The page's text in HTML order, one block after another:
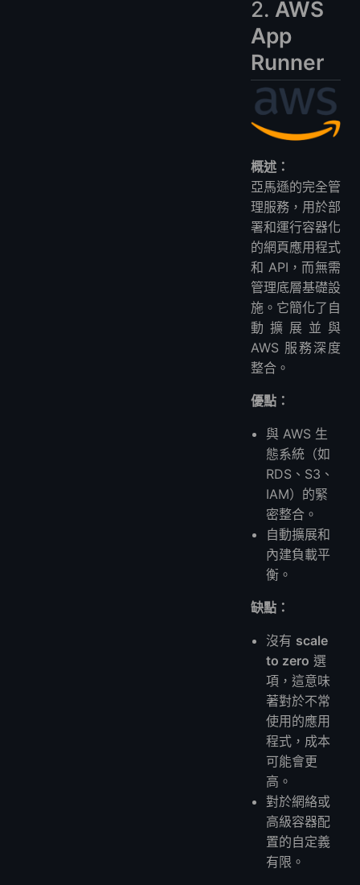
2. AWS
App
Runner
概述：
亞馬遜的完全管
理服務，用於部
署和運行容器化
的網頁應用程式
和 API，而無需
管理底層基礎設
施。它簡化了自
動擴展並與
AWS 服務深度
整合。
優點：
與 AWS 生
態系統（如
RDS、S3、
IAM）的緊
密整合。
自動擴展和
內建負載平
衡。
缺點：
沒有 scale
to zero 選
項，這意味
著對於不常
使用的應用
程式，成本
可能會更
高。
對於網絡或
高級容器配
置的自定義
有限。